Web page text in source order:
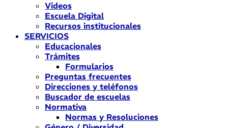
Videos
Escuela Digital
Recursos institucionales
SERVICIOS
Educacionales
Trámites
Formularios
Preguntas frecuentes
Direcciones y teléfonos
Buscador de escuelas
Normativa
Normas y Resoluciones